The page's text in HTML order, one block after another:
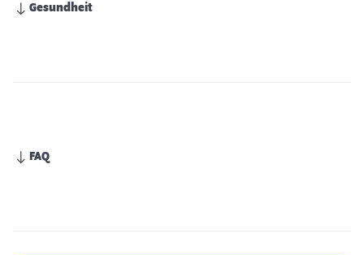
Gesundheit
FAQ